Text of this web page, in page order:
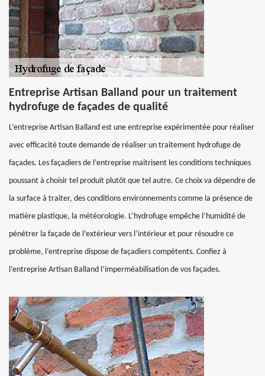
Entreprise Artisan Balland pour un traitement
hydrofuge de façades de qualité
L’entreprise Artisan Balland est une entreprise expérimentée pour réaliser
avec efficacité toute demande de réaliser un traitement hydrofuge de
façades. Les façadiers de l’entreprise maitrisent les conditions techniques
poussant à choisir tel produit plutôt que tel autre. Ce choix va dépendre de
la surface à traiter, des conditions environnements comme la présence de
matière plastique, la météorologie. L’hydrofuge empêche l’humidité de
pénétrer la façade de l’extérieur vers l’intérieur et pour résoudre ce
problème, l’entreprise dispose de façadiers compétents. Confiez à
l’entreprise Artisan Balland l’imperméabilisation de vos façades.